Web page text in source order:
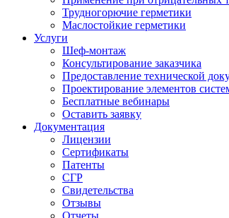
Трудногорючие герметики
Маслостойкие герметики
Услуги
Шеф-монтаж
Консультирование заказчика
Предоставление технической
Проектирование элементов
Бесплатные вебинары
Оставить заявку
Документация
Лицензии
Сертификаты
Патенты
СГР
Свидетельства
Отзывы
Отчеты